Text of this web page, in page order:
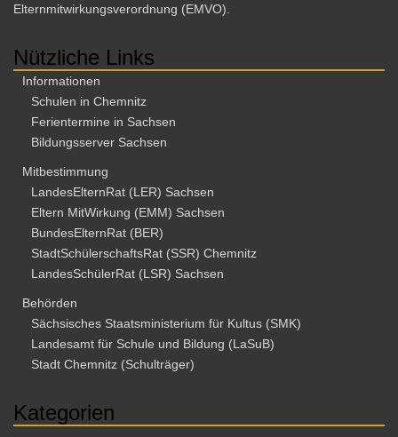
Elternmitwirkungsverordnung (EMVO).
Nützliche Links
Informationen
Schulen in Chemnitz
Ferientermine in Sachsen
Bildungsserver Sachsen
Mitbestimmung
LandesElternRat (LER) Sachsen
Eltern MitWirkung (EMM) Sachsen
BundesElternRat (BER)
StadtSchülerschaftsRat (SSR) Chemnitz
LandesSchülerRat (LSR) Sachsen
Behörden
Sächsisches Staatsministerium für Kultus (SMK)
Landesamt für Schule und Bildung (LaSuB)
Stadt Chemnitz (Schulträger)
Kategorien